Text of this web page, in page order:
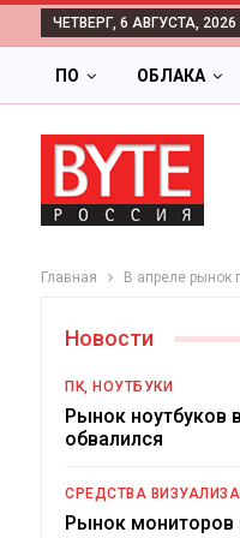
ЧЕТВЕРГ, 6 АВГУСТА, 2026
ПО ОБЛАКА
Главная В апреле рынок
Новости
ПК, НОУТБУКИ
Рынок ноутбуков
обвалился
СРЕДСТВА
Рынок мониторов